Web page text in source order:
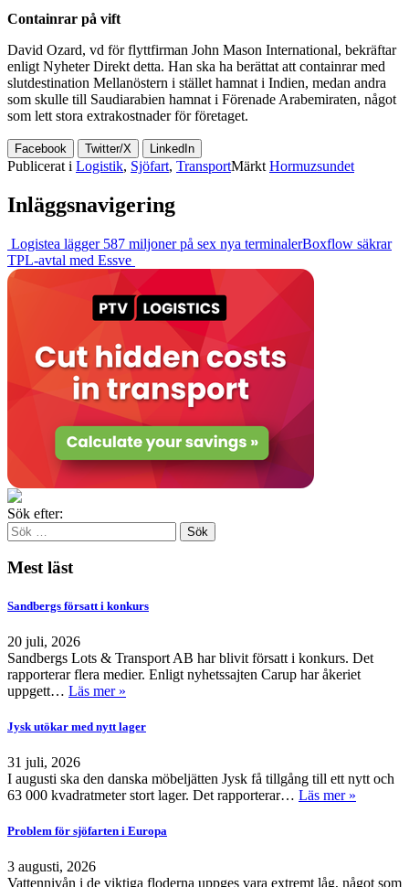
Containrar på vift
David Ozard, vd för flyttfirman John Mason International, bekräftar
enligt Nyheter Direkt detta. Han ska ha berättat att containrar med
slutdestination Mellanöstern i stället hamnat i Indien, medan andra
som skulle till Saudiarabien hamnat i Förenade Arabemiraten, något
som lett stora extrakostnader för företaget.
Facebook Twitter/X LinkedIn
Publicerat i Logistik, Sjöfart, TransportMärkt Hormuzsundet
Inläggsnavigering
Logistea lägger 587 miljoner på sex nya terminalerBoxflow säkrar
TPL-avtal med Essve
Sök efter:
Mest läst
Sandbergs försatt i konkurs
20 juli, 2026
Sandbergs Lots & Transport AB har blivit försatt i konkurs. Det
rapporterar flera medier. Enligt nyhetssajten Carup har åkeriet
uppgett… Läs mer »
Jysk utökar med nytt lager
31 juli, 2026
I augusti ska den danska möbeljätten Jysk få tillgång till ett nytt och
63 000 kvadratmeter stort lager. Det rapporterar… Läs mer »
Problem för sjöfarten i Europa
3 augusti, 2026
Vattennivån i de viktiga floderna uppges vara extremt låg, något som